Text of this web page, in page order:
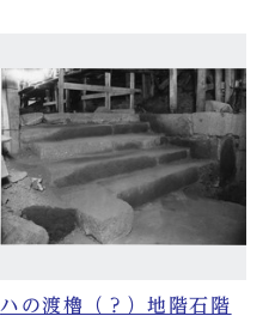
ハの渡櫓（？）地階石階